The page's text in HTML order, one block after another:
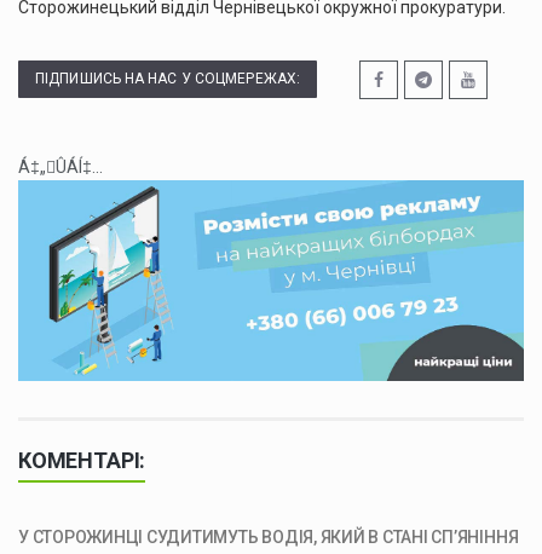
Сторожинецький відділ Чернівецької окружної прокуратури.
ПІДПИШИСЬ НА НАС У СОЦМЕРЕЖАХ:
Á‡„ÛÁÍ‡...
КОМЕНТАРІ:
У СТОРОЖИНЦІ СУДИТИМУТЬ ВОДІЯ, ЯКИЙ В СТАНІ СП’ЯНІННЯ